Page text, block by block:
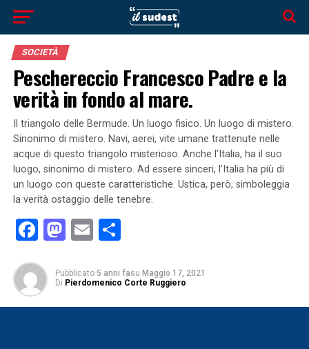
SOCIETÀ
Peschereccio Francesco Padre e la
verità in fondo al mare.
Il triangolo delle Bermude. Un luogo fisico. Un luogo di mistero.
Sinonimo di mistero. Navi, aerei, vite umane trattenute nelle
acque di questo triangolo misterioso. Anche l’Italia, ha il suo
luogo, sinonimo di mistero. Ad essere sinceri, l’Italia ha più di
un luogo con queste caratteristiche. Ustica, però, simboleggia
la verità ostaggio delle tenebre.
Facebook
Mastodon
EmailCondividi
Pubblicato 5 anni fasu Maggio 17, 2021
Di Pierdomenico Corte Ruggiero